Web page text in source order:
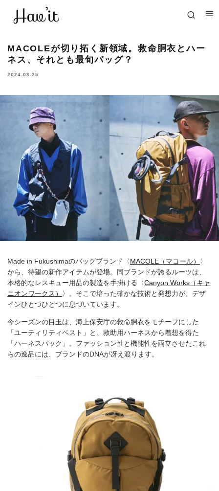
MACOLEが切り拓く新領域。救命胴衣とハー
ネス、それとも最旬バッグ？
2024-03-25
Made in Fukushimaのバッグブランド〈MACOLE（マコール）
〉
から、待望の新作アイテムが登場。同ブランドが誇るルーツは、
本格的なレスキュー用品の製造を手掛ける〈Canyon Works（キャ
ニオンワークス）
〉。そこで培った確かな技術と発想力が、デザ
インひとつひとつに息づいています。
今シーズンの目玉は、海上保安庁の救命胴衣をモチーフにした
「ユーティリティベスト」と、救助用ハーネスから着想を得た
「ハーネスパック」。ファッション性と機能性を両立させたこれ
らの逸品には、ブランドのDNAが冴え渡ります。